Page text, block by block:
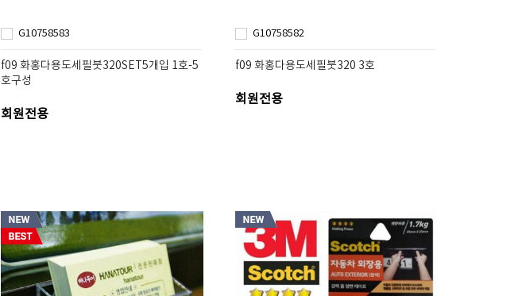
G10758583
f09 화홍다용도세필붓320SET5개입 1호-5
호구성
회원전용
G10758582
f09 화홍다용도세필붓320 3호
회원전용